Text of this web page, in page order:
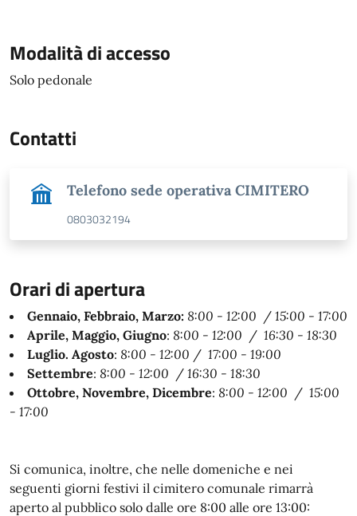
Modalità di accesso
Modalità di accesso
Solo pedonale
Contatti
Telefono sede operativa CIMITERO
0803032194
Orari di apertura
Orario per il pubblico
Gennaio, Febbraio, Marzo: 8:00 - 12:00 / 15:00 - 17:00
Aprile, Maggio, Giugno: 8:00 - 12:00 / 16:30 - 18:30
Luglio. Agosto: 8:00 - 12:00 / 17:00 - 19:00
Settembre: 8:00 - 12:00 / 16:30 - 18:30
Ottobre, Novembre, Dicembre: 8:00 - 12:00 / 15:00
- 17:00
Si comunica, inoltre, che nelle domeniche e nei
seguenti giorni festivi il cimitero comunale rimarrà
aperto al pubblico solo dalle ore 8:00 alle ore 13:00: